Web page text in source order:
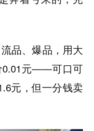
品、爆品，用大
0.01元——可口可
元，但一分钱卖